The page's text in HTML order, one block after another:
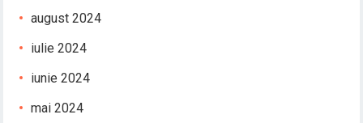
august 2024
iulie 2024
iunie 2024
mai 2024